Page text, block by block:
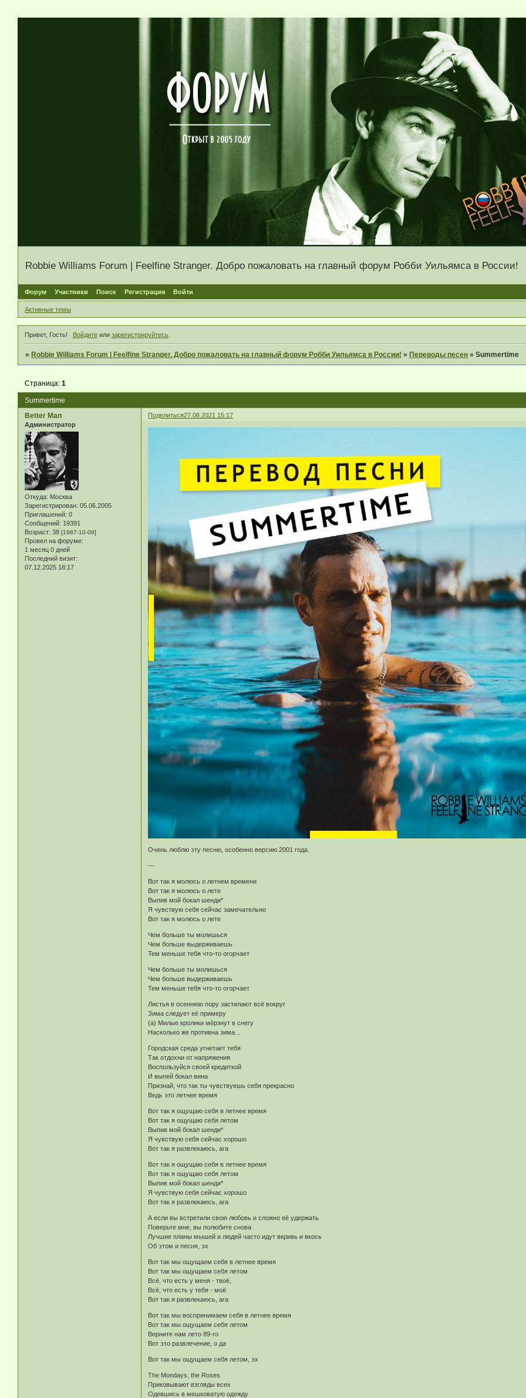
Robbie Williams Forum | Feelfine Stranger. Добро пожаловать на главный форум Робби Уильямса в России!
Форум Участники Поиск Регистрация Войти
Активные темы
Привет, Гость! Войдитеили зарегистрируйтесь.
» Robbie Williams Forum | Feelfine Stranger. Добро пожаловать на главный форум Робби Уильямса в России! » Переводы песен »Summertime
Summertime
Страница:1
Поделиться27.06.2021 15:17
Better Man
Администратор
Откуда: Москва
Зарегистрирован: 05.06.2005
Приглашений: 0
Сообщений: 19391
Возраст: 38 [1987-10-09]
Провел на форуме:
1 месяц 0 дней
Последний визит:
07.12.2025 18:17
Очень люблю эту песню, особенно версию 2001 года.
---
Вот так я молюсь о летнем времени
Вот так я молюсь о лете
Выпив мой бокал шенди*
Я чувствую себя сейчас замечательно
Вот так я молюсь о лете
Чем больше ты молишься
Чем больше выдерживаешь
Тем меньше тебя что-то огорчает
Чем больше ты молишься
Чем больше выдерживаешь
Тем меньше тебя что-то огорчает
Листья в осеннюю пору застилают всё вокруг
Зима следует её примеру
(а) Милые кролики мёрзнут в снегу
Насколько же противна зима...
Городская среда угнетает тебя
Так отдохни от напряжения
Воспользуйся своей кредиткой
И выпей бокал вина
Признай, что так ты чувствуешь себя прекрасно
Ведь это летнее время
Вот так я ощущаю себя в летнее время
Вот так я ощущаю себя летом
Выпив мой бокал шенди*
Я чувствую себя сейчас хорошо
Вот так я развлекаюсь, ага
Вот так я ощущаю себя в летнее время
Вот так я ощущаю себя летом
Выпив мой бокал шенди*
Я чувствую себя сейчас хорошо
Вот так я развлекаюсь, ага
А если вы встретили свою любовь и сложно её удержать
Поверьте мне, вы полюбите снова
Лучшие планы мышей и людей часто идут вкривь и вкось
Об этом и песня, эх
Вот так мы ощущаем себя в летнее время
Вот так мы ощущаем себя летом
Всё, что есть у меня - твоё,
Всё, что есть у тебя - моё
Вот так я развлекаюсь, ага
Вот так мы воспринимаем себя в летнее время
Вот так мы ощущаем себя летом
Верните нам лето 89-го
Вот это развлечение, о да
Вот так мы ощущаем себя летом, эх
The Mondays, the Roses
Приковывают взгляды всех
Одевшись в мешковатую одежду